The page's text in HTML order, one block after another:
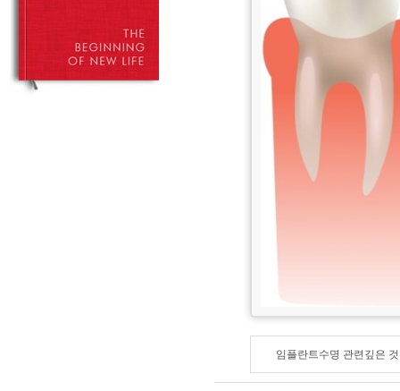
임플란트수명 관련깊은